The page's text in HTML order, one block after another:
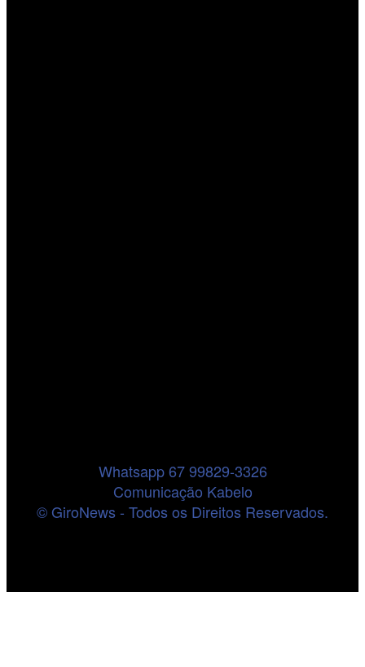
Whatsapp 67 99829-3326
Comunicação Kabelo
© GiroNews - Todos os Direitos Reservados.